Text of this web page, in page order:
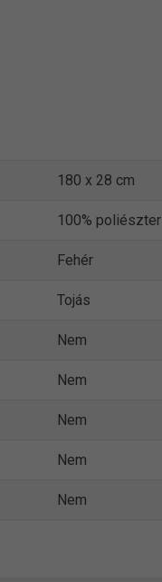
180 x 28 cm
100% poliészter
Fehér
Tojás
Nem
Nem
Nem
Nem
Nem